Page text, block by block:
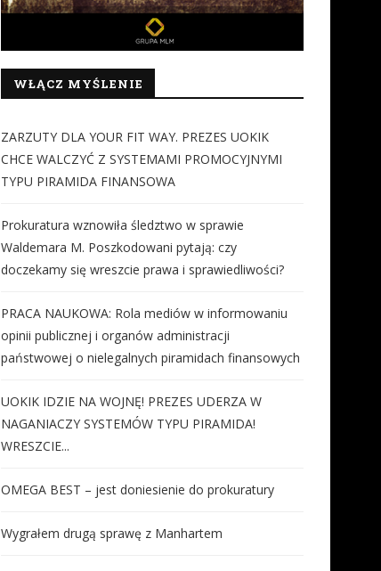
WŁĄCZ MYŚLENIE
ZARZUTY DLA YOUR FIT WAY. PREZES UOKIK
CHCE WALCZYĆ Z SYSTEMAMI PROMOCYJNYMI
TYPU PIRAMIDA FINANSOWA
Prokuratura wznowiła śledztwo w sprawie
Waldemara M. Poszkodowani pytają: czy
doczekamy się wreszcie prawa i sprawiedliwości?
PRACA NAUKOWA: Rola mediów w informowaniu
opinii publicznej i organów administracji
państwowej o nielegalnych piramidach finansowych
UOKIK IDZIE NA WOJNĘ! PREZES UDERZA W
NAGANIACZY SYSTEMÓW TYPU PIRAMIDA!
WRESZCIE...
OMEGA BEST – jest doniesienie do prokuratury
Wygrałem drugą sprawę z Manhartem